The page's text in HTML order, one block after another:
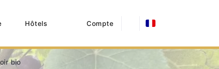
Hôtels Compte
bio